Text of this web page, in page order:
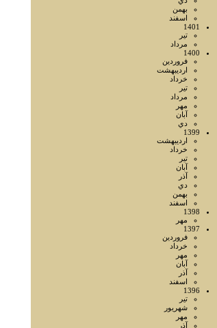
بهمن
اسفند
1401
تير
مرداد
1400
فروردين
ارديبهشت
خرداد
تير
مرداد
مهر
آبان
دي
1399
ارديبهشت
خرداد
تير
آبان
آذر
دي
بهمن
اسفند
1398
مهر
1397
فروردين
خرداد
مهر
آبان
آذر
اسفند
1396
تير
شهريور
مهر
آذر